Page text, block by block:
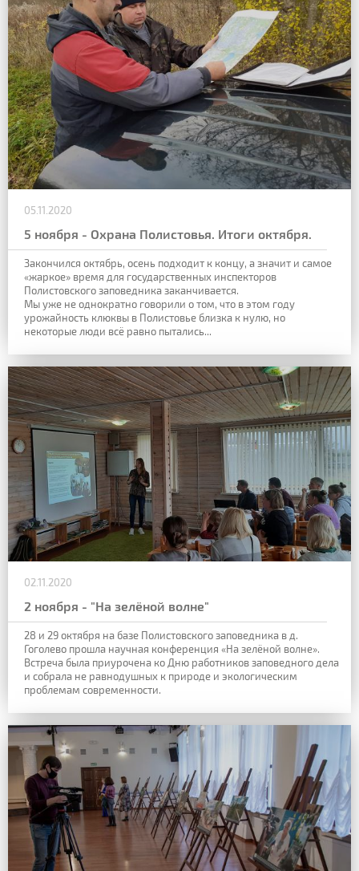
05.11.2020
5 ноября - Охрана Полистовья. Итоги октября.
Закончился октябрь, осень подходит к концу, а значит и самое
«жаркое» время для государственных инспекторов
Полистовского заповедника заканчивается.
Мы уже не однократно говорили о том, что в этом году
урожайность клюквы в Полистовье близка к нулю, но
некоторые люди всё равно пытались...
02.11.2020
2 ноября - "На зелёной волне"
28 и 29 октября на базе Полистовского заповедника в д.
Гоголево прошла научная конференция «На зелёной волне».
Встреча была приурочена ко Дню работников заповедного дела
и собрала не равнодушных к природе и экологическим
проблемам современности.